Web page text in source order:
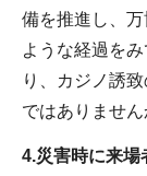
備を推進し、
ような経過を
り、カジノ誘
ではありません
4.災害時に来場